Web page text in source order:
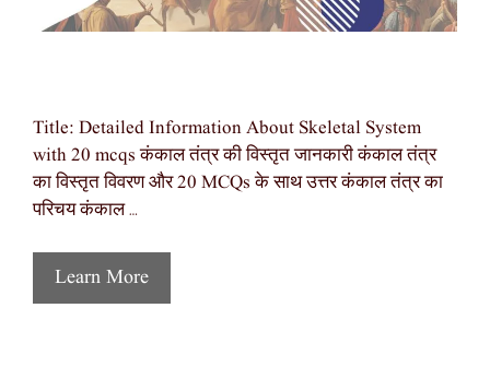
Title: Detailed Information About Skeletal System
with 20 mcqs कंकाल तंत्र की विस्तृत जानकारी कंकाल तंत्र
का विस्तृत विवरण और 20 MCQs के साथ उत्तर कंकाल तंत्र का
परिचय कंकाल …
Learn More